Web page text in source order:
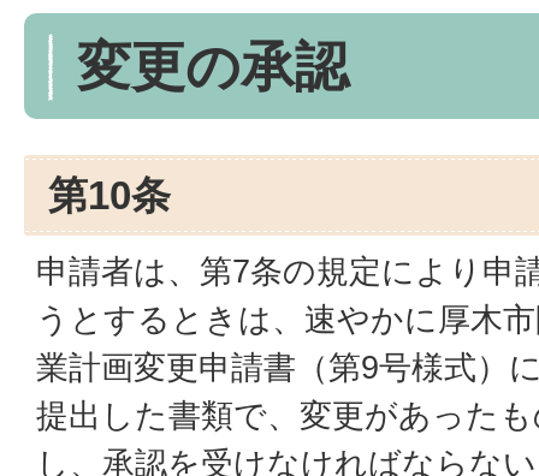
変更の承認
第10条
申請者は、第7条の規定により申
うとするときは、速やかに厚木
業計画変更申請書（第9号様式）
提出した書類で、変更があった
し、承認を受けなければならな